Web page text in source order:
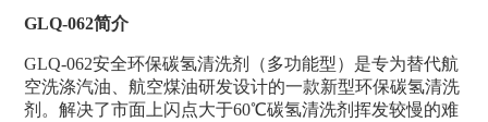
GLQ-062简介
GLQ-062安全环保碳氢清洗剂（多功能型）是专为替代航
空洗涤汽油、航空煤油研发设计的一款新型环保碳氢清洗
剂。解决了市面上闪点大于60℃碳氢清洗剂挥发较慢的难